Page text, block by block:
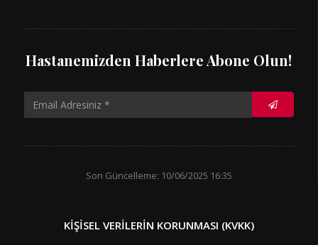
Hastanemizden Haberlere Abone Olun!
Son Güncelleme: 10/06/2025 16:35
KIŞISEL VERILERIN KORUNMASI (KVKK)